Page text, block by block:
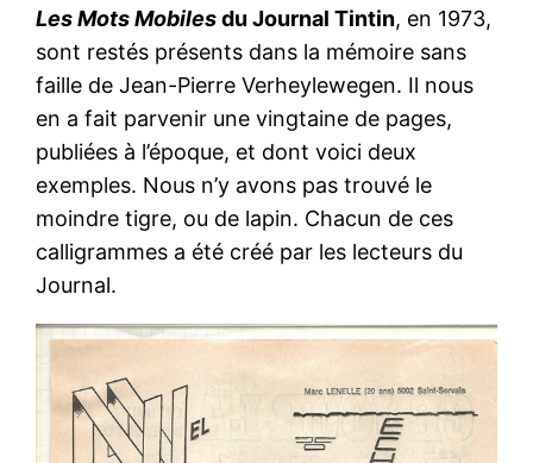
Les Mots Mobilesdu Journal Tintin, en 1973,
sont restés présents dans la mémoire sans
faille de Jean-Pierre Verheylewegen. Il nous
en a fait parvenir une vingtaine de pages,
publiées à l’époque, et dont voici deux
exemples. Nous n’y avons pas trouvé le
moindre tigre, ou de lapin. Chacun de ces
calligrammes a été créé par les lecteurs du
Journal.